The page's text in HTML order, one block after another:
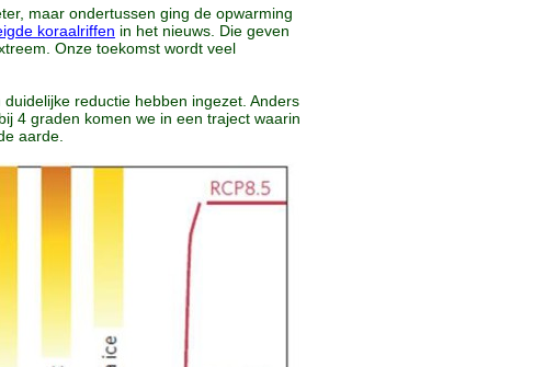
maar ondertussen ging de opwarming
koraalriffen in het nieuws. Die geven
Onze toekomst wordt veel
reductie hebben ingezet. Anders
4 graden komen we in een traject waarin
aarde.